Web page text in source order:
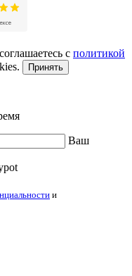
с политикой
Принять
Ваш
и